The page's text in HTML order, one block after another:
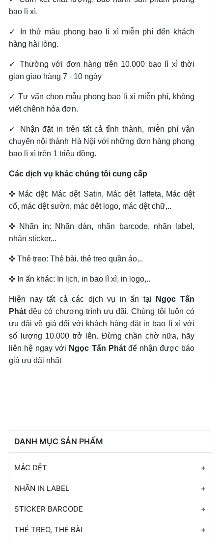
bao lì xì.
✓ In thử màu phong bao lì xì miễn phí đến khách
hàng hài lòng.
✓ Thường với đơn hàng trên 10.000 bao lì xì thời
gian giao hàng 7 - 10 ngày
✓ Tư vấn chọn mẫu phong bao lì xì miễn phí, không
viết chênh hóa đơn.
✓ Nhận đặt in trên tất cả tỉnh thành, miễn phí vận
chuyển nội thành Hà Nội với những đơn hàng phong
bao lì xì trên 1 triệu đồng.
Các dịch vụ khác chúng tôi cung cấp
✜ Mác dệt: Mác dệt Satin, Mác dệt Taffeta, Mác dệt
cổ, mác dệt sườn, mác dệt logo, mác dệt chữ,..
✜ Nhãn in: Nhãn dán, nhãn barcode, nhãn label,
nhãn sticker,..
✜ Thẻ treo: Thẻ bài, thẻ treo quần áo,..
✜ In ấn khác: In lịch, in bao lì xì, in logo,..
Hiện nay tất cả các dịch vụ in ấn tại
Ngọc Tấn
Phátđều có chương trình ưu đãi. Chúng tôi luôn có
ưu đãi về giá đối với khách hàng đặt in bao lì xì với
số lượng 10.000 trở lên. Đừng chần chờ nữa, hãy
liên hệ ngay với Ngọc Tấn Phátđể nhận được báo
giá ưu đãi nhất
DANH MỤC SẢN PHẨM
MÁC DỆT
Mác Dệt
Mác Dệt
Mác Dệt
NHÃN IN LABEL
Nhãn In Label
Nhãn In Label
STICKER BARCODE
Sticker Barcode
THẺ TREO, THẺ BÀI